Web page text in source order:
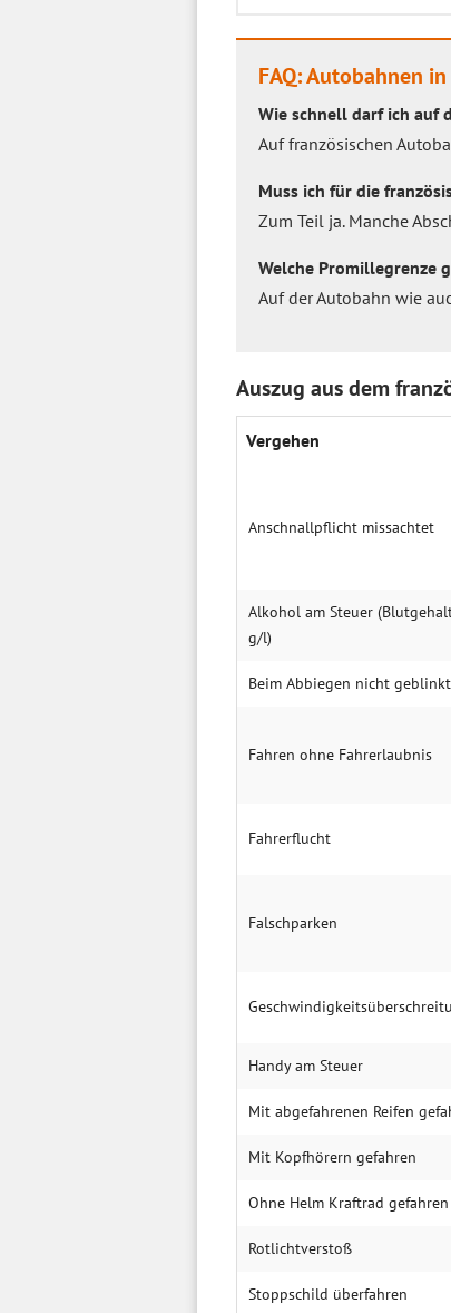
FAQ: Autobahnen
Wie schnell darf ich auf
Auf französischen
Muss ich für die
Zum Teil ja. Manche
Welche Promillegrenze
Auf der Autobahn wie
Auszug aus dem
Vergehen
Anschnallpflicht missachtet
Alkohol am Steuer
g/l)
Beim Abbiegen nicht geblinkt
Fahren ohne Fahrerlaubnis
Fahrerflucht
Falschparken
Handy am Steuer
Mit abgefahrenen Reifen
Mit Kopfhörern gefahren
Ohne Helm Kraftrad
Rotlichtverstoß
Stoppschild überfahren